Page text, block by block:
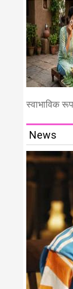
स्वाभाविक
News